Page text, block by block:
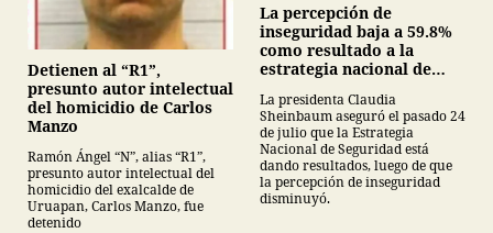
Detienen al “R1”,
presunto autor intelectual
del homicidio de Carlos
Manzo
Ramón Ángel “N”, alias “R1”,
presunto autor intelectual del
homicidio del exalcalde de
Uruapan, Carlos Manzo, fue
detenido
La percepción de
inseguridad baja a 59.8%
como resultado a la
estrategia nacional de
La presidenta Claudia
Sheinbaum aseguró el pasado 24
de julio que la Estrategia
Nacional de Seguridad está
dando resultados, luego de que
la percepción de inseguridad
disminuyó.